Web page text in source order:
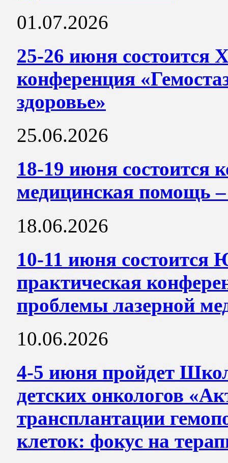
01.07.2026
25-26 июня состоится
конференция
здоровье»
25.06.2026
18-19 июня состоится
медицинская помощь –
18.06.2026
10-11 июня состоится
практическая
проблемы лазерной
10.06.2026
4-5 июня пройдет
детских онкологов
трансплантации
клеток: фокус на